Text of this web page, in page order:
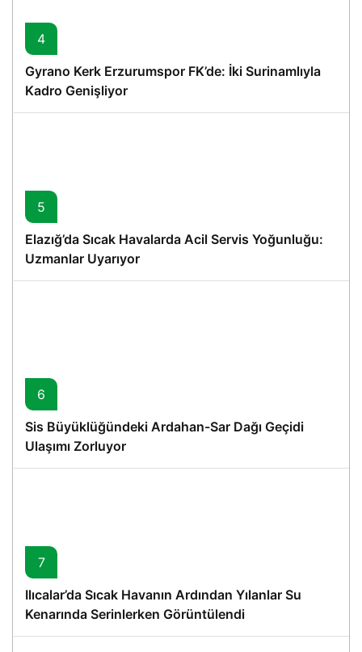
4
Gyrano Kerk Erzurumspor FK’de: İki Surinamlıyla
Kadro Genişliyor
5
Elazığ’da Sıcak Havalarda Acil Servis Yoğunluğu:
Uzmanlar Uyarıyor
6
Sis Büyüklüğündeki Ardahan-Sar Dağı Geçidi
Ulaşımı Zorluyor
7
Ilıcalar’da Sıcak Havanın Ardından Yılanlar Su
Kenarında Serinlerken Görüntülendi